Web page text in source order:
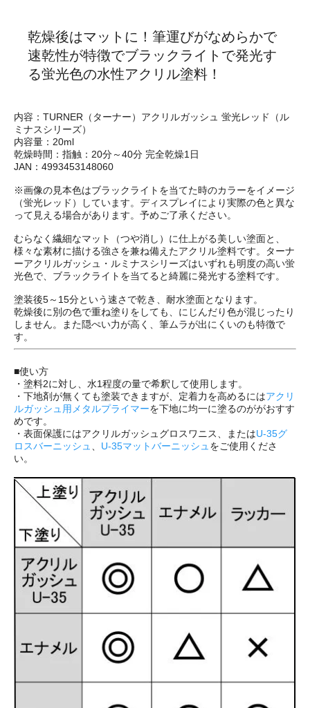
乾燥後はマットに！筆運びがなめらかで
速乾性が特徴でブラックライトで発光す
る蛍光色の水性アクリル塗料！
内容：TURNER（ターナー）アクリルガッシュ 蛍光レッド（ル
ミナスシリーズ）
内容量：20ml
乾燥時間：指触：20分～40分 完全乾燥1日
JAN：4993453148060
※画像の見本色はブラックライトを当てた時のカラーをイメージ
（蛍光レッド）しています。ディスプレイにより実際の色と異な
って見える場合があります。予めご了承ください。
むらなく繊細なマット（つや消し）に仕上がる美しい塗面と、
様々な素材に描ける強さを兼ね備えたアクリル塗料です。ターナ
ーアクリルガッシュ・ルミナスシリーズはいずれも明度の高い蛍
光色で、ブラックライトを当てると綺麗に発光する塗料です。
塗装後5～15分という速さで乾き、耐水塗面となります。
乾燥後に別の色で重ね塗りをしても、にじんだり色が混じったり
しません。また隠ぺい力が高く、筆ムラが出にくいのも特徴で
す。
■使い方
・塗料2に対し、水1程度の量で希釈して使用します。
・下地剤が無くても塗装できますが、定着力を高めるにはアクリ
ルガッシュ用メタルプライマーを下地に均一に塗るのががおすす
めです。
・表面保護にはアクリルガッシュグロスワニス、またはU-35グ
ロスバーニッシュ、 U-35マットバーニッシュをご使用くださ
い。